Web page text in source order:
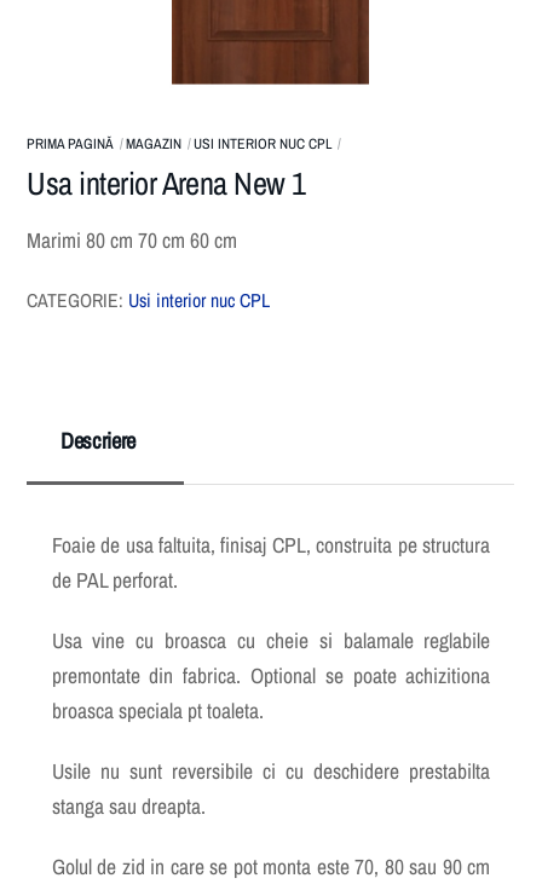
PRIMA PAGINĂ MAGAZIN USI INTERIOR NUC CPL
Usa interior Arena New 1
Marimi 80 cm 70 cm 60 cm
CATEGORIE: Usi interior nuc CPL
Descriere
Foaie de usa faltuita, finisaj CPL, construita pe structura
de PAL perforat.
Usa vine cu broasca cu cheie si balamale reglabile
premontate din fabrica. Optional se poate achizitiona
broasca speciala pt toaleta.
Usile nu sunt reversibile ci cu deschidere prestabilta
stanga sau dreapta.
Golul de zid in care se pot monta este 70, 80 sau 90 cm